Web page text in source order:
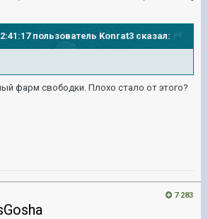
пользователь Konrat3 сказал:
фарм свободки. Плохо стало от этого?
7 283